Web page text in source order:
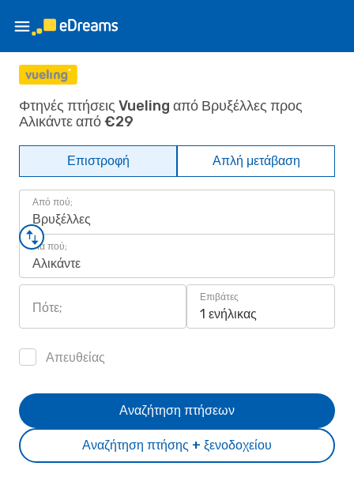
Φτηνές πτήσεις Vueling από Βρυξέλλες προς
Αλικάντε από €29
Επιστροφή Απλή μετάβαση
Από πού;
Βρυξέλλες
Για πού;
Αλικάντε
Πότε;
Επιβάτες
1 ενήλικας
Απευθείας
Αναζήτηση πτήσης + ξενοδοχείου
Αναζήτηση πτήσεων